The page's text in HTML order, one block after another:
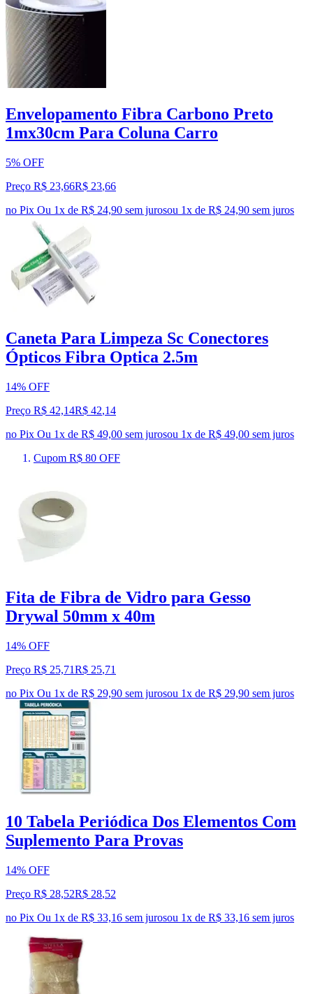
Envelopamento Fibra Carbono Preto
1mx30cm Para Coluna Carro
5% OFF
Preço R$ 23,66R$ 23,66
no Pix Ou 1x de R$ 24,90 sem jurosou 1x de R$ 24,90 sem juros
Caneta Para Limpeza Sc Conectores
Ópticos Fibra Optica 2.5m
14% OFF
Preço R$ 42,14R$ 42,14
no Pix Ou 1x de R$ 49,00 sem jurosou 1x de R$ 49,00 sem juros
Cupom R$ 80 OFF
Fita de Fibra de Vidro para Gesso
Drywal 50mm x 40m
14% OFF
Preço R$ 25,71R$ 25,71
no Pix Ou 1x de R$ 29,90 sem jurosou 1x de R$ 29,90 sem juros
10 Tabela Periódica Dos Elementos Com
Suplemento Para Provas
14% OFF
Preço R$ 28,52R$ 28,52
no Pix Ou 1x de R$ 33,16 sem jurosou 1x de R$ 33,16 sem juros